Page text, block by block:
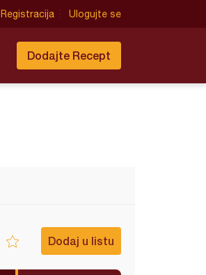
Registracija Ulogujte se
Dodajte Recept
Dodaj u listu